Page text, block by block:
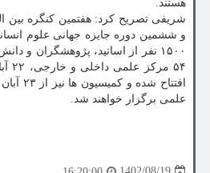
هستند.
شریفی تصریح کرد: هفتمین کنگره بین
و ششمین دوره جایزه جهانی علوم
۱۵۰۰ نفر از اساتید، پژوهشگران و
۵۴
افتتاح
علمی برگزار خواهند شد.